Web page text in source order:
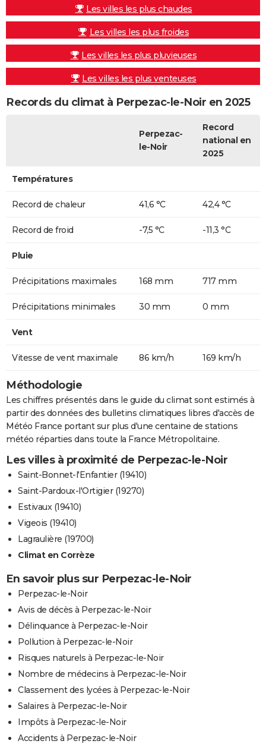
Les villes les plus chaudes
Les villes les plus froides
Les villes les plus pluvieuses
Les villes les plus venteuses
Records du climat à Perpezac-le-Noir en 2025
Perpezac-
le-Noir
Record
national en
2025
Températures
Record de chaleur 41,6 °C 42,4 °C
Record de froid -7,5 °C -11,3 °C
Pluie
Précipitations maximales 168 mm 717 mm
Précipitations minimales 30 mm 0 mm
Vent
Vitesse de vent maximale 86 km/h 169 km/h
Méthodologie
Les chiffres présentés dans le guide du climat sont estimés à
partir des données des bulletins climatiques libres d'accès de
Météo France portant sur plus d'une centaine de stations
météo réparties dans toute la France Métropolitaine.
Les villes à proximité de Perpezac-le-Noir
Saint-Bonnet-l'Enfantier (19410)
Saint-Pardoux-l'Ortigier (19270)
Estivaux (19410)
Vigeois (19410)
Lagraulière (19700)
Climat en Corrèze
En savoir plus sur Perpezac-le-Noir
Perpezac-le-Noir
Avis de décès à Perpezac-le-Noir
Délinquance à Perpezac-le-Noir
Pollution à Perpezac-le-Noir
Risques naturels à Perpezac-le-Noir
Nombre de médecins à Perpezac-le-Noir
Classement des lycées à Perpezac-le-Noir
Salaires à Perpezac-le-Noir
Impôts à Perpezac-le-Noir
Accidents à Perpezac-le-Noir